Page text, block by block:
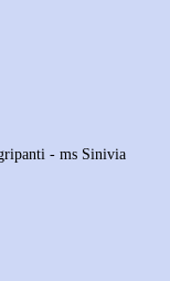
- ms Sinivia